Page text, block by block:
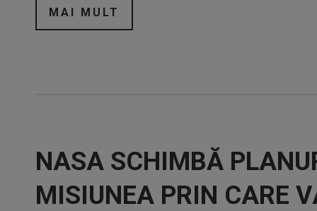
MAI MULT
NASA SCHIMBĂ
MISIUNEA PRIN CARE